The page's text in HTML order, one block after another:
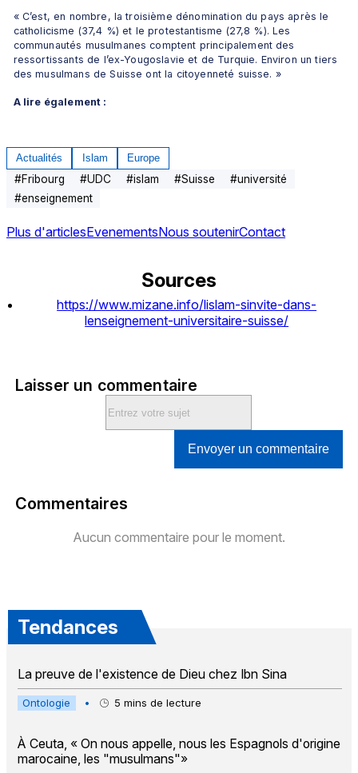
« C’est, en nombre, la troisième dénomination du pays après le
catholicisme (37,4 %) et le protestantisme (27,8 %). Les
communautés musulmanes comptent principalement des
ressortissants de l’ex-Yougoslavie et de Turquie. Environ un tiers
des musulmans de Suisse ont la citoyenneté suisse. »
A lire également :
Actualités Islam Europe
#Fribourg #UDC #islam #Suisse #université
#enseignement
Plus d'articlesEvenementsNous soutenirContact
Sources
https://www.mizane.info/lislam-sinvite-dans-
lenseignement-universitaire-suisse/
Laisser un commentaire
Envoyer un commentaire
Commentaires
Aucun commentaire pour le moment.
Tendances
La preuve de l'existence de Dieu chez Ibn Sina
Ontologie • 5 mins de lecture
À Ceuta, « On nous appelle, nous les Espagnols d'origine
marocaine, les "musulmans"»